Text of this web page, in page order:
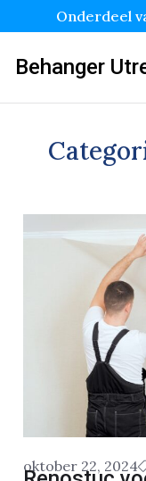
Onderdeel
Behanger
oktober 22, 2024